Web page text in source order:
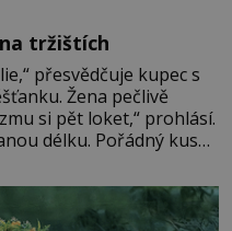
tržištích
přesvědčuje kupec s
Žena pečlivě
si pět loket,“ prohlásí.
délku. Pořádný kus
zhodnotí švadlena
vás, podívejte.“